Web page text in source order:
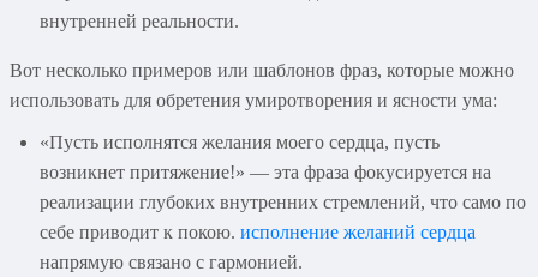
внутренней реальности.
Вот несколько примеров или шаблонов фраз, которые можно
использовать для обретения умиротворения и ясности ума:
«Пусть исполнятся желания моего сердца, пусть
возникнет притяжение!» — эта фраза фокусируется на
реализации глубоких внутренних стремлений, что само по
себе приводит к покою. исполнение желаний сердца
напрямую связано с гармонией.